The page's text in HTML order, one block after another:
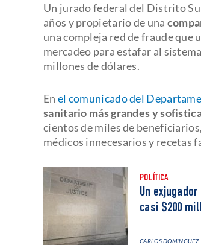
Un jurado federal del Distrito
años y propietario de una
una compleja red de fraude
mercadeo para estafar al sistema
millones de dólares.
En el comunicado del
sanitario más grandes y
cientos de miles de
médicos innecesarios y recetas
POLÍTICA
Un
casi $200
CARLOS DOMINGUEZ